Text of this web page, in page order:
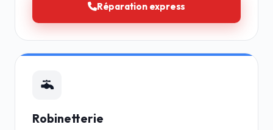
Réparation express
Robinetterie